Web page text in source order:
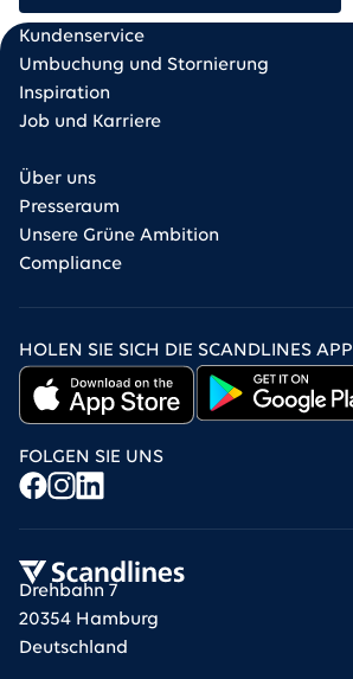
Scandlines
Drehbahn 7
20354 Hamburg
Deutschland
Footer column 1
Kundenservice
Umbuchung und Stornierung
Inspiration
Job und Karriere
Footer column 2
Über uns
Presseraum
Unsere Grüne Ambition
Compliance
HOLEN SIE SICH DIE SCANDLINES APP
FOLGEN SIE UNS